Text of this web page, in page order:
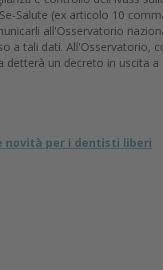
Salute (ex articolo 10
all'Osservatorio
a tali dati. All'Osservatorio,
detterà un decreto in uscita a
novità per i dentisti liberi